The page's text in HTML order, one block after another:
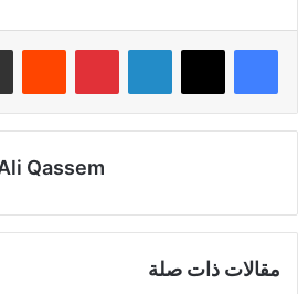
لينكدإن بينتيريست
Qassem
مقالات ذات صلة